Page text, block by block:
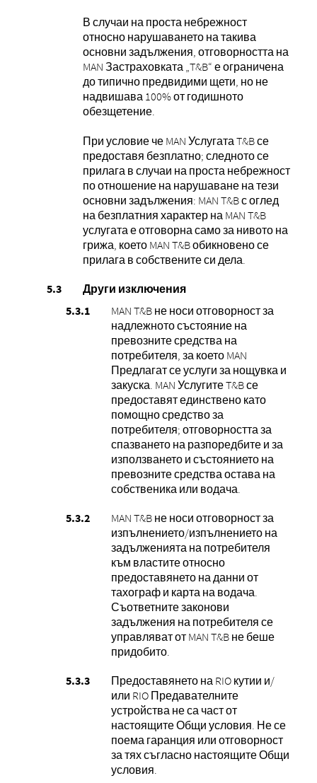
В случаи на проста небрежност
относно нарушаването на такива
основни задължения, отговорността на
MAN Застраховката „T&B“ е ограничена
до типично предвидими щети, но не
надвишава 100% от годишното
обезщетение.
При условие че MAN Услугата T&B се
предоставя безплатно; следното се
прилага в случаи на проста небрежност
по отношение на нарушаване на тези
основни задължения: MAN T&B с оглед
на безплатния характер на MAN T&B
услугата е отговорна само за нивото на
грижа, което MAN T&B обикновено се
прилага в собствените си дела.
Други изключения
MAN T&B не носи отговорност за
надлежното състояние на
превозните средства на
потребителя, за което MAN
Предлагат се услуги за нощувка и
закуска. MAN Услугите T&B се
предоставят единствено като
помощно средство за
потребителя; отговорността за
спазването на разпоредбите и за
използването и състоянието на
превозните средства остава на
собственика или водача.
MAN T&B не носи отговорност за
изпълнението/изпълнението на
задълженията на потребителя
към властите относно
предоставянето на данни от
тахограф и карта на водача.
Съответните законови
задължения на потребителя се
управляват от MAN T&B не беше
придобито.
Предоставянето на RIO кутии и/
или RIO Предавателните
устройства не са част от
настоящите Общи условия. Не се
поема гаранция или отговорност
за тях съгласно настоящите Общи
условия.